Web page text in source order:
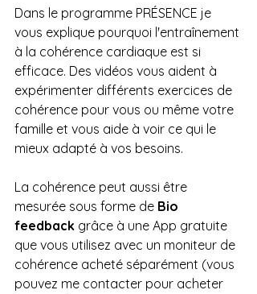
Dans le programme PRÉSENCE je
vous explique pourquoi l'entraînement
à la cohérence cardiaque est si
efficace. Des vidéos vous aident à
expérimenter différents exercices de
cohérence pour vous ou même votre
famille et vous aide à voir ce qui le
mieux adapté à vos besoins.
La cohérence peut aussi être
mesurée sous forme de Bio
feedback grâce à une App gratuite
que vous utilisez avec un moniteur de
cohérence acheté séparément (vous
pouvez me contacter pour acheter